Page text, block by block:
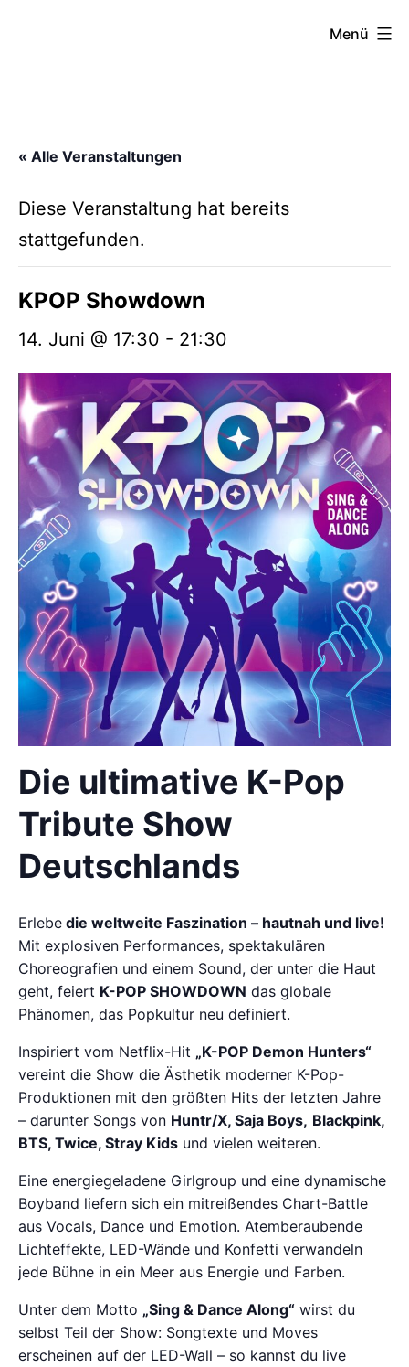
Menü
« Alle Veranstaltungen
Diese Veranstaltung hat bereits
stattgefunden.
KPOP Showdown
14. Juni @ 17:30 - 21:30
Die ultimative K-Pop
Tribute Show
Deutschlands
Erlebe die weltweite Faszination – hautnah und live!
Mit explosiven Performances, spektakulären
Choreografien und einem Sound, der unter die Haut
geht, feiert K-POP SHOWDOWN das globale
Phänomen, das Popkultur neu definiert.
Inspiriert vom Netflix-Hit „K-POP Demon Hunters“
vereint die Show die Ästhetik moderner K-Pop-
Produktionen mit den größten Hits der letzten Jahre
– darunter Songs von Huntr/X, Saja Boys, Blackpink,
BTS, Twice, Stray Kids und vielen weiteren.
Eine energiegeladene Girlgroup und eine dynamische
Boyband liefern sich ein mitreißendes Chart-Battle
aus Vocals, Dance und Emotion. Atemberaubende
Lichteffekte, LED-Wände und Konfetti verwandeln
jede Bühne in ein Meer aus Energie und Farben.
Unter dem Motto „Sing & Dance Along“ wirst du
selbst Teil der Show: Songtexte und Moves
erscheinen auf der LED-Wall – so kannst du live